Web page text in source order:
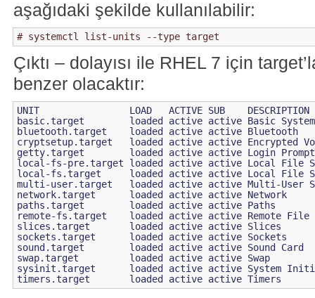
aşağıdaki şekilde kullanılabilir:
Çıktı – dolayısı ile RHEL 7 için
benzer olacaktır:
UNIT                LOAD   ACTIVE SUB    DESCRIPTION
basic.target        loaded active active Basic System
bluetooth.target    loaded active active Bluetooth
cryptsetup.target   loaded active active Encrypted
getty.target        loaded active active Login
local-fs-pre.target loaded active active Local File
local-fs.target     loaded active active Local File
multi-user.target   loaded active active Multi-User
network.target      loaded active active Network
paths.target        loaded active active Paths
remote-fs.target    loaded active active Remote File
slices.target       loaded active active Slices
sockets.target      loaded active active Sockets
sound.target        loaded active active Sound Card
swap.target         loaded active active Swap
sysinit.target      loaded active active System